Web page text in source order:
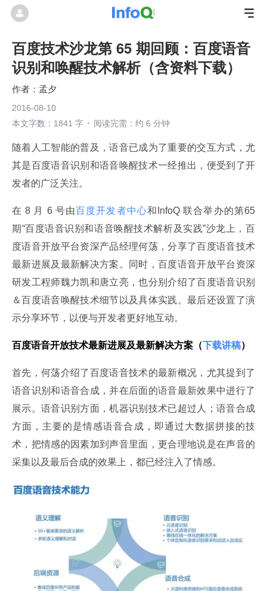
百度技术沙龙第 65 期回顾：百度语音
识别和唤醒技术解析（含资料下载）
孟夕
2016-08-10
本文字数：1841 字
阅读完需：约 6 分钟
随着人工智能的普及，语音已成为了重要的交互方式，尤
其是百度语音识别和语音唤醒技术一经推出，便受到了开
发者的广泛关注。
在 8 月 6 号由百度开发者中心和InfoQ 联合举办的第65
期“百度语音识别和语音唤醒技术解析及实践”沙龙上，百
度语音开放平台资深产品经理何荡，分享了百度语音技术
最新进展及最新解决方案。同时，百度语音开放平台资深
研发工程师魏力凯和唐立亮，也分别介绍了百度语音识别
＆百度语音唤醒技术细节以及具体实践。最后还设置了演
示分享环节，以便与开发者更好地互动。
百度语音开放技术最新进展及最新解决方案（下载讲稿）
首先，何荡介绍了百度语音技术的最新概况，尤其提到了
语音识别和语音合成，并在后面的语音最新效果中进行了
展示。语音识别方面，机器识别技术已超过人；语音合成
方面，主要的是情感语音合成，即通过大数据拼接的技
术，把情感的因素加到声音里面，更合理地说是在声音的
采集以及最后合成的效果上，都已经注入了情感。